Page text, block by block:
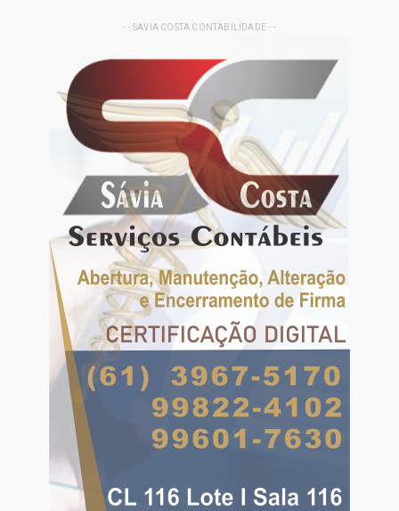
- - SAVIA COSTA CONTABILIDADE - -